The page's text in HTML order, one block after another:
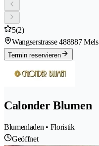
5(2)
Wangserstrasse 488887 Mels
Termin reservieren
Calonder Blumen
Blumenladen • Floristik
Geöffnet